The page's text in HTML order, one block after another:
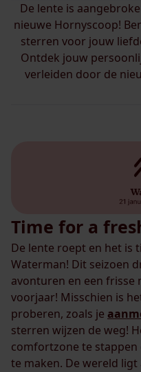
De lente is
nieuwe Hornyscoop!
sterren voor jouw
Ontdek jouw
verleiden door de
Time for a
De lente roept en het is
Waterman! Dit seizoen
avonturen en een frisse
voorjaar! Misschien is
proberen, zoals je
sterren wijzen de weg!
comfortzone te
te maken. De wereld ligt